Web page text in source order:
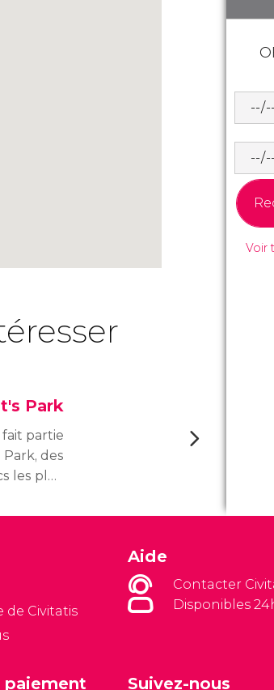
Park
fait partie
Park, des
les plus
de
Voir
de Civitatis
Aide
Contacter
Disponibles
Suivez-nous
paiement